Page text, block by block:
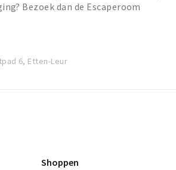
Bezoek dan de Escaperoom
6, Etten-Leur
Shoppen